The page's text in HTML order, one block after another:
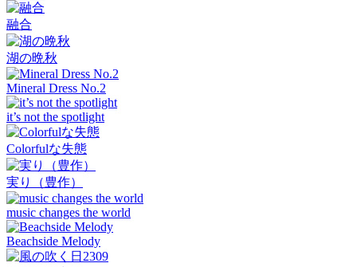
融合
湖の晩秋
Mineral Dress No.2
it’s not the spotlight
Colorfulな失態
実り（豊作）
music changes the world
Beachside Melody